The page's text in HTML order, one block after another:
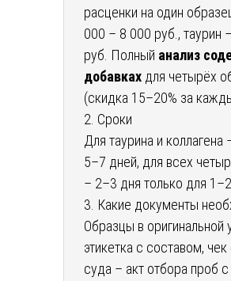
расценки на один
000 – 8 000 руб., таурин
руб. Полный анализ
добавках для четырёх
(скидка 15–20% за
2. Сроки
Для таурина и
5–7 дней, для всех
– 2–3 дня только для
3. Какие документы
Образцы в оригинальной
этикетка с составом,
суда – акт отбора проб